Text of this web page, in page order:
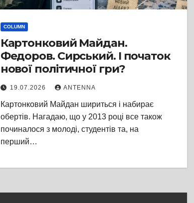
COLUMN
Картонковий Майдан.
Федоров. Сирський. І початок
нової політичної гри?
19.07.2026 ANTENNA
Картонковий Майдан шириться і набирає
обертів. Нагадаю, що у 2013 році все також
починалося з молоді, студентів та, на
перший…